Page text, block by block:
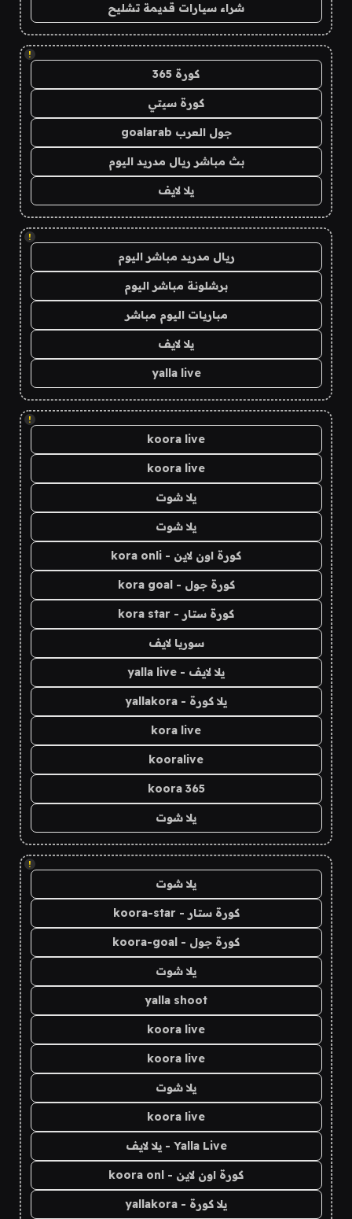
شراء سيارات قديمة تشليح
!
كورة 365
كورة سيتي
جول العرب goalarab
بث مباشر ريال مدريد اليوم
يلا لايف
!
ريال مدريد مباشر اليوم
برشلونة مباشر اليوم
مباريات اليوم مباشر
يلا لايف
yalla live
!
koora live
koora live
يلا شوت
يلا شوت
كورة اون لاين - kora onli
كورة جول - kora goal
كورة ستار - kora star
سوريا لايف
يلا لايف - yalla live
يلا كورة - yallakora
kora live
kooralive
koora 365
يلا شوت
!
يلا شوت
كورة ستار - koora-star
كورة جول - koora-goal
يلا شوت
yalla shoot
koora live
koora live
يلا شوت
koora live
Yalla Live - يلا لايف
كورة اون لاين - koora onl
يلا كورة - yallakora